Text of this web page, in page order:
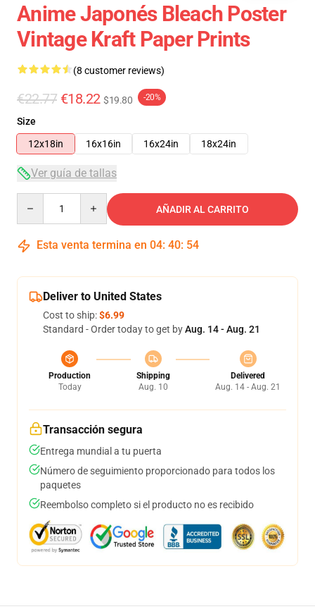
Anime Japonés Bleach Poster
Vintage Kraft Paper Prints
(8 customer reviews)
€22.77 €18.22 $19.80 -20%
Size
12x18in
16x16in 16x24in 18x24in
Ver guía de tallas
AÑADIR AL CARRITO
Esta venta termina en 04: 40: 53
Deliver to United States
Cost to ship:$6.99
Standard - Order today to get byAug. 14 - Aug. 21
Production
Today
Shipping
Aug. 10
Delivered
Aug. 14 - Aug. 21
Transacción segura
Entrega mundial a tu puerta
Número de seguimiento proporcionado para todos los
paquetes
Reembolso completo si el producto no es recibido